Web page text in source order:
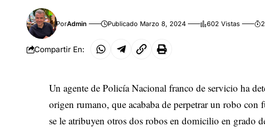
PorAdmin Publicado Marzo 8, 2024 602 Vistas
Compartir En:
Un agente de Policía Nacional franco de servicio ha
origen rumano, que acababa de perpetrar un robo
se le atribuyen otros dos robos en domicilio en grado